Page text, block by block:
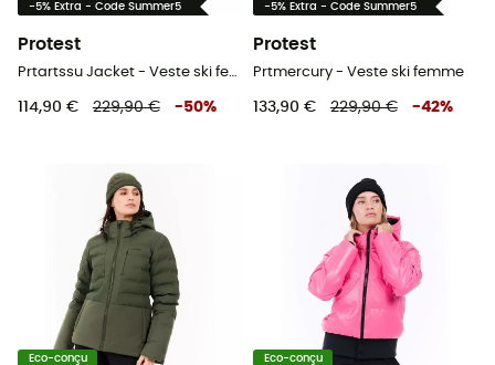
-5% Extra - Code Summer5
Protest
114,90 € 229,90 € -50%
-5% Extra - Code Summer5
Protest
Prtmercury - Veste ski femme
133,90 € 229,90 € -42%
Eco-conçu Eco-conçu